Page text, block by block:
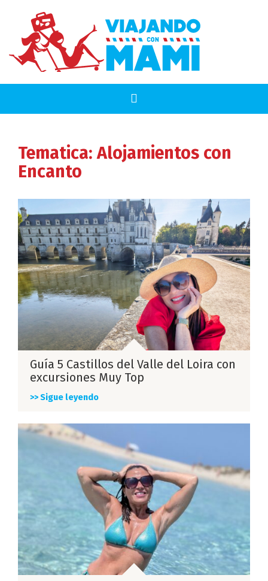
Tematica:Alojamientos con
Encanto
Guía 5 Castillos del Valle del Loira con
excursiones Muy Top
>> Sigue leyendo